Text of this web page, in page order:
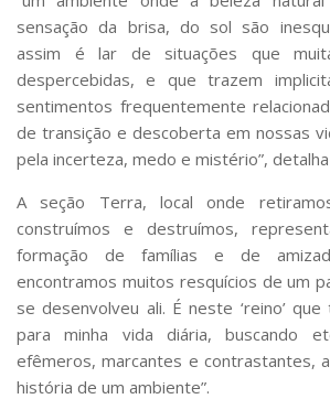
sensação da brisa, do sol são
assim é lar de situações que
despercebidas, e que trazem
sentimentos frequentemente
de transição e descoberta em nossas
pela incerteza, medo e mistério”,
A seção Terra, local onde
construímos e destruímos,
formação de famílias e de
encontramos muitos resquícios de um
se desenvolveu ali. É neste ‘reino’
para minha vida diária, buscando
efêmeros, marcantes e contrastantes,
história de um ambiente”.